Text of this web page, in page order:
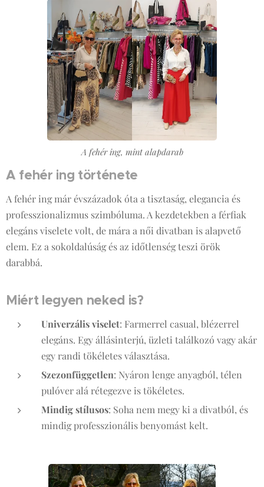
A fehér ing, mint alapdarab
A fehér ing története
A fehér ing már évszázadok óta a tisztaság, elegancia és
professzionalizmus szimbóluma. A kezdetekben a férfiak
elegáns viselete volt, de mára a női divatban is alapvető
elem. Ez a sokoldalúság és az időtlenség teszi örök
darabbá.
Miért legyen neked is?
Univerzális viselet: Farmerrel casual, blézerrel
elegáns. Egy állásinterjú, üzleti találkozó vagy akár
egy randi tökéletes választása.
Szezonfüggetlen: Nyáron lenge anyagból, télen
pulóver alá rétegezve is tökéletes.
Mindig stílusos: Soha nem megy ki a divatból, és
mindig professzionális benyomást kelt.